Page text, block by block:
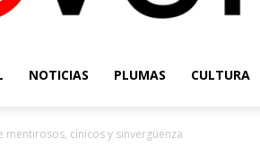
NOTICIAS PLUMAS CULTURA
cínicos y sinvergüenza